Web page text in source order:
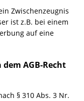
Zwischenzeugnis
ist z.B. bei einem
auf eine
AGB-Recht
§ 310 Abs. 3 Nr.